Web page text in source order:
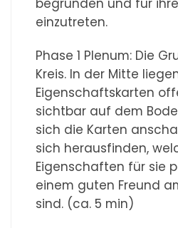
begründen und für
einzutreten.
Phase 1 Plenum: Die
Kreis. In der Mitte
Eigenschaftskarten
sichtbar auf dem
sich die Karten
sich herausfinden,
Eigenschaften für sie
einem guten Freund
sind. (ca. 5 min)